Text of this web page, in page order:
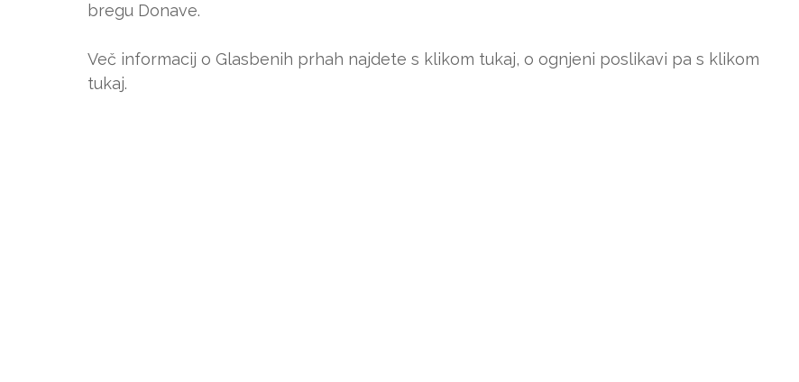
bregu Donave.
Več informacij o Glasbenih prhah najdete s klikom tukaj, o ognjeni poslikavi pa s klikom
tukaj.